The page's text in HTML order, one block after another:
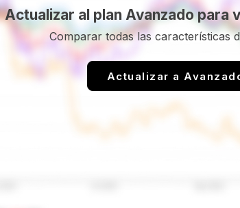
Actualizar al plan Avanzado para
Comparar todas las características
Actualizar a